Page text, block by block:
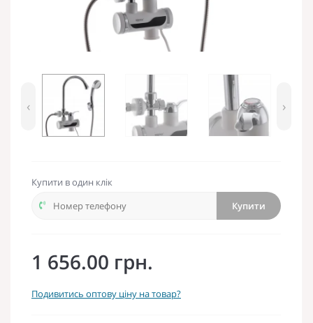
‹ ›
Купити в один клік
Купити
1 656.00 грн.
Подивитись оптову ціну на товар?